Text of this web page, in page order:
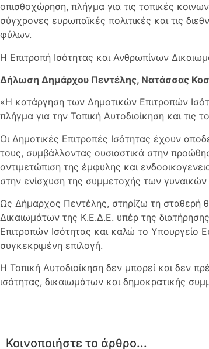
οπισθοχώρηση, πλήγμα για τις τοπικές
σύγχρονες ευρωπαϊκές πολιτικές και τις
φύλων.
Η Επιτροπή Ισότητας και Ανθρωπίνων
Δήλωση Δημάρχου Πεντέλης, Νατάσσας
«Η κατάργηση των Δημοτικών Επιτροπών
πλήγμα για την Τοπική Αυτοδιοίκηση και τις
Οι Δημοτικές Επιτροπές Ισότητας έχουν
τους, συμβάλλοντας ουσιαστικά στην
αντιμετώπιση της έμφυλης και
στην ενίσχυση της συμμετοχής των
Ως Δήμαρχος Πεντέλης, στηρίζω τη σταθερή
Δικαιωμάτων της Κ.Ε.Δ.Ε. υπέρ της
Επιτροπών Ισότητας και καλώ το Υπουργείο
συγκεκριμένη επιλογή.
Η Τοπική Αυτοδιοίκηση δεν μπορεί και δεν
ισότητας, δικαιωμάτων και δημοκρατικής
Κοινοποιήστε το άρθρο...